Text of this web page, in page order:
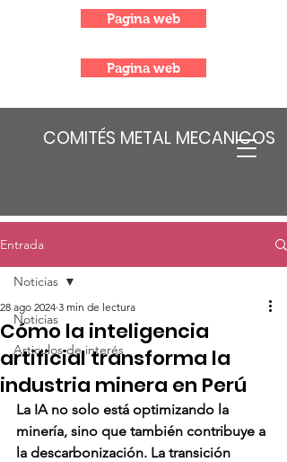
COMITÉS METAL MECANICOS
Pagina web
Pagina web
Entrada
Noticias
Articulos de interés
Noticias
Cómo la inteligencia
artificial transforma la
industria minera en Perú
28 ago 2024 3 min de lectura
La IA no solo está optimizando la
minería, sino que también contribuye a
la descarbonización. La transición